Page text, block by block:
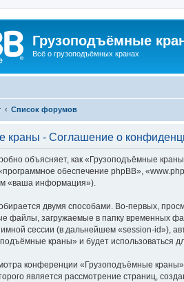
Грузоподъёмные
Всё о грузоподъёмных кранах
Список форумов
краны - Соглашение о
объясняет, как «Грузоподъёмные
обеспечение phpBB»,
«ваша информация»).
двумя способами. Во-первых,
файлы, загружаемые в папку временных
сессии (в дальнейшем «session-id»),
краны» и будет использоваться
конференции «Грузоподъёмные
является рассмотрение страниц,